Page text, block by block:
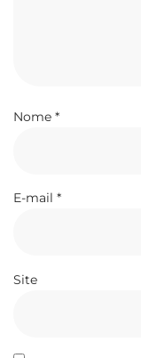
Nome *
E-mail *
Site